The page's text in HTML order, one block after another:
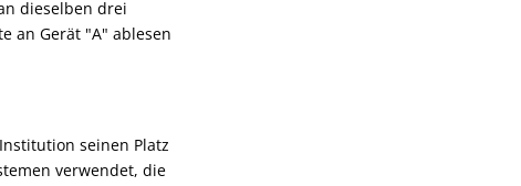
dieselben drei
an Gerät "A" ablesen
seinen Platz
verwendet, die